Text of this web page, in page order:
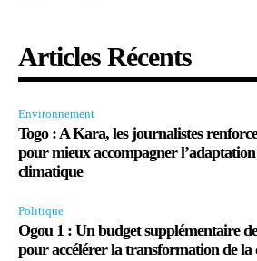
Articles Récents
Environnement
Togo : A Kara, les journalistes
pour mieux accompagner
climatique
Politique
Ogou 1 : Un budget supplémentaire
pour accélérer la transformation de la